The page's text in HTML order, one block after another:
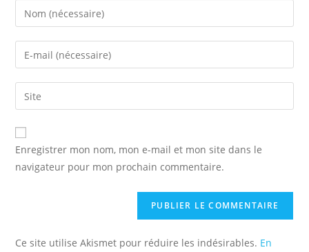
Enter
your
name
comment
Enter
your
email
address
comment
Saisir
l’URL
de
votre
(facultatif)
Enregistrer mon nom, mon e-mail et mon site dans le
navigateur pour mon prochain commentaire.
Ce site utilise Akismet pour réduire les indésirables. En